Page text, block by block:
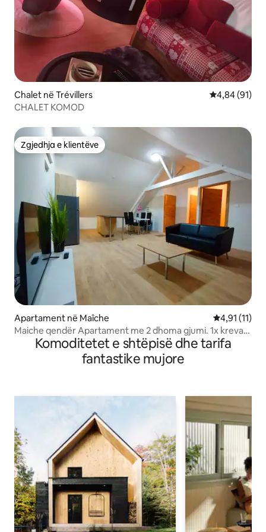
Chalet në Trévillers Vlerësimi
4,84 (91)
CHALET KOMOD
Zgjedhja e klientëve
Zgjedhja e klientëve
Apartament në Maîche Vlerësimi
4,91 (11)
Maiche qendër Apartament me 2 dhoma gjumi. 1x krevat
dopio 3x tek
Komoditetet e shtëpisë dhe tarifa
fantastike mujore